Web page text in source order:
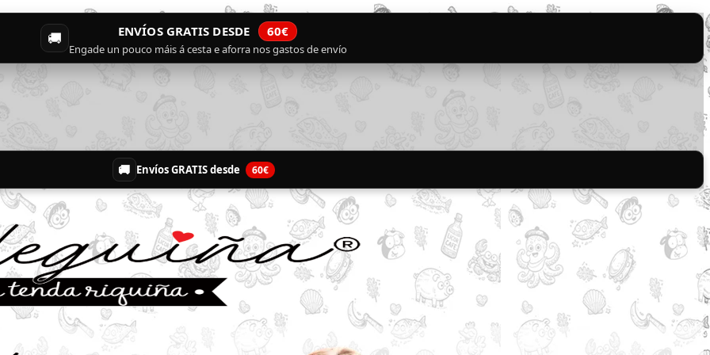
🚚 ENVÍOS GRATIS DESDE 60€
Engade un pouco máis á cesta e aforra nos gastos de envío
🚚 Envíos GRATIS desde 60€